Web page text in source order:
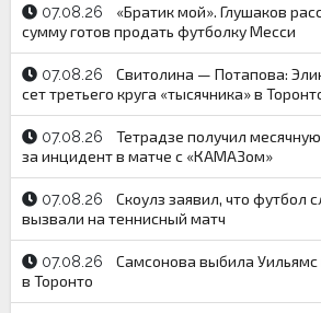
07.08.26
«Братик мой». Глушаков
сумму готов продать футболку Месси
07.08.26
Свитолина — Потапова:
сет третьего круга «тысячника» в
07.08.26
Тетрадзе получил
за инцидент в матче с «КАМАЗом»
07.08.26
Скоулз заявил, что футбол
вызвали на теннисный матч
07.08.26
Самсонова выбила Уильямс
в Торонто